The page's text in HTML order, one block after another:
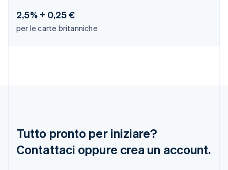
2,5% + 0,25 €
per le carte britanniche
Tutto pronto per iniziare?
Contattaci oppure crea un account.
English
Nuova Zelanda
English
English
Repubblica Ceca
English